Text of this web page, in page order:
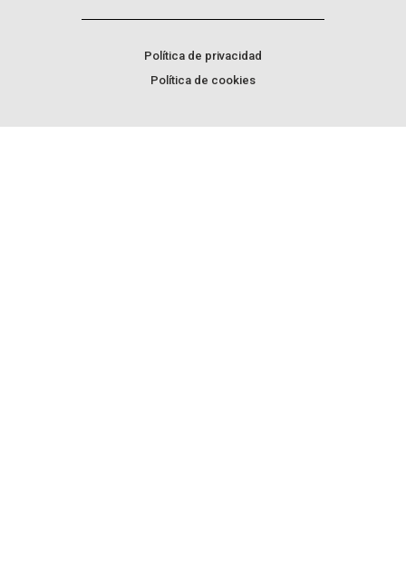
Política de privacidad
Política de cookies